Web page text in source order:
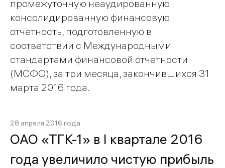
промежуточную неаудированную
консолидированную финансовую
отчетность, подготовленную в
соответствии с Международными
стандартами финансовой отчетности
(МСФО), за три месяца, закончившихся 31
марта 2016 года.
28 апреля 2016 года
ОАО «ТГК-1» в I квартале 2016
года увеличило чистую прибыль